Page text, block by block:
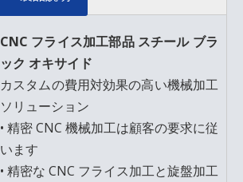
CNC フライス加工部品 スチール ブラ
ック オキサイド
カスタムの費用対効果の高い機械加工
ソリューション
• 精密 CNC 機械加工は顧客の要求に従
います
• 精密な CNC フライス加工と旋盤加工